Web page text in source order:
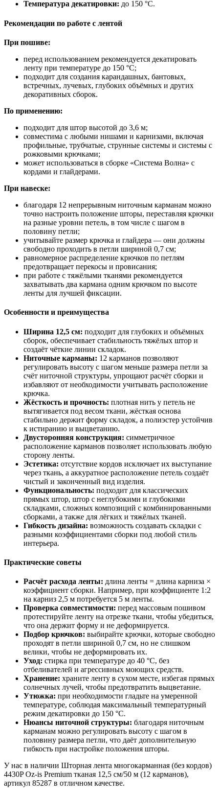
Температура декатировки: до 150 °C.
Рекомендации по работе с лентой
При пошиве:
перед использованием рекомендуется декатировать
ленту при температуре до 150 °C;
подходит для создания карандашных, бантовых,
встречных, лучевых, глубоких объёмных и других
декоративных сборок.
По применению:
подходит для штор высотой до 3,6 м;
совместима с любыми нишами и карнизами, включая
профильные, трубчатые, струнные системы и системы с
рожковыми крючками;
может использоваться в сборке «Система Волна» с
кордами и глайдерами.
При навеске:
благодаря 12 непрерывным ниточным карманам можно
точно настроить положение шторы, переставляя крючки
на разные уровни петель, в том числе с шагом в
половину петли;
учитывайте размер крючка и глайдера — они должны
свободно проходить в петли шириной 0,7 см;
равномерное распределение крючков по петлям
предотвращает перекосы и провисания;
при работе с тяжёлыми тканями рекомендуется
захватывать два кармана одним крючком по высоте
ленты для лучшей фиксации.
Особенности и преимущества
Ширина 12,5 см: подходит для глубоких и объёмных
сборок, обеспечивает стабильность тяжёлых штор и
создаёт чёткие линии складок.
Ниточные карманы: 12 карманов позволяют
регулировать высоту с шагом меньше размера петли за
счёт ниточной структуры, упрощают расчёт сборки и
избавляют от необходимости учитывать расположение
крючка.
Жёсткость и прочность: плотная нить у петель не
вытягивается под весом ткани, жёсткая основа
стабильно держит форму складок, а полиэстер устойчив
к истиранию и выцветанию.
Двусторонняя конструкция: симметричное
расположение карманов позволяет использовать любую
сторону ленты.
Эстетика: отсутствие кордов исключает их выступание
через ткань, а аккуратное расположение петель создаёт
чистый и законченный вид изделия.
Функциональность: подходит для классических
прямых штор, штор с неглубокими и глубокими
складками, сложных композиций с комбинированными
сборками, а также для лёгких и тяжёлых тканей.
Гибкость дизайна: возможность создавать складки с
разными коэффициентами сборки под любой стиль
интерьера.
Практические советы
Расчёт расхода ленты: длина ленты = длина карниза ×
коэффициент сборки. Например, при коэффициенте 1:2
на карниз 2,5 м потребуется 5 м ленты.
Проверка совместимости: перед массовым пошивом
протестируйте ленту на отрезке ткани, чтобы убедиться,
что она держит форму и не деформируется.
Подбор крючков: выбирайте крючки, которые свободно
проходят в петли шириной 0,7 см, но не слишком
велики, чтобы не деформировать их.
Уход: стирка при температуре до 40 °C, без
отбеливателей и агрессивных моющих средств.
Хранение: храните ленту в сухом месте, избегая прямых
солнечных лучей, чтобы предотвратить выцветание.
Утюжка: при необходимости гладьте на умеренной
температуре, соблюдая максимальный температурный
режим декатировки до 150 °C.
Нюансы ниточной структуры: благодаря ниточным
карманам можно регулировать высоту с шагом в
половину размера петли, что даёт дополнительную
гибкость при настройке положения шторы.
У нас в наличии Шторная лента многокарманная (без кордов)
4430P Oz-is Premium тканая 12,5 см/50 м (12 карманов),
артикул 85287 в отличном качестве.